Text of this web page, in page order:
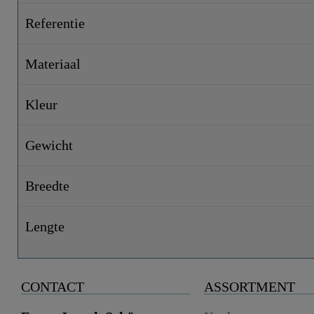
Referentie
Materiaal
Kleur
Gewicht
Breedte
Lengte
CONTACT
ASSORTMENT